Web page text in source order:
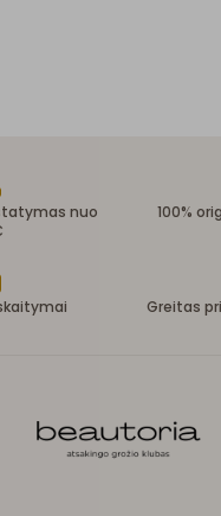
nuo
100%
Greitas